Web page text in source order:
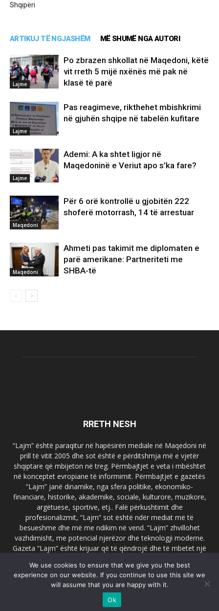
Shqipëri
ARTIKUJ TË NGJASHËM MË SHUMË NGA AUTORI
Lajme
Po zbrazen shkollat në Maqedoni, këtë
vit rreth 5 mijë nxënës më pak në
klasë të parë
Lajme
Pas reagimeve, rikthehet mbishkrimi
në gjuhën shqipe në tabelën kufitare
Lajme
Ademi: A ka shtet ligjor në
Maqedoninë e Veriut apo s’ka fare?
Maqedoni
Për 6 orë kontrollë u gjobitën 222
shoferë motorrash, 14 të arrestuar
Maqedoni
Ahmeti pas takimit me diplomaten e
parë amerikane: Partneriteti me
SHBA-të
RRETH NESH
“Lajm” është paraqitur në hapësirën mediale në Maqedoni në
prill të vitit 2005 dhe sot është e përditshmja më e vjetër
shqiptare që mbijeton në treg. Përmbajtjet e veta i mbështet
në konceptet evropiane të informimit. Përmbajtjet e gazetës
“Lajm” janë dinamike, nga sfera politike, ekonomiko-
financiare, historike, akademike, sociale, kulturore, muzikore,
argëtuese, sportive, etj.. Falë përkushtimit dhe
profesionalizmit, “Lajm” sot është ndër mediat më të
besueshme dhe më me ndikim në vend. “Lajm” zhvillohet
vazhdimisht, me potencial njerëzor dhe teknologji moderne.
Gazeta “Lajm” është krijuar që të qëndrojë dhe të mbetet një
faqja zyrtare e gazetës “Lajm”, www.lajmpress.org është një
ndër portalet më të njohur në Maqedoni.
lajm.sk@gmail.com
We use cookies to ensure that we give you the best
experience on our website. If you continue to use this site we
will assume that you are happy with it.
Ok